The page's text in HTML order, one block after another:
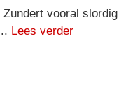
vooral
Lees verder